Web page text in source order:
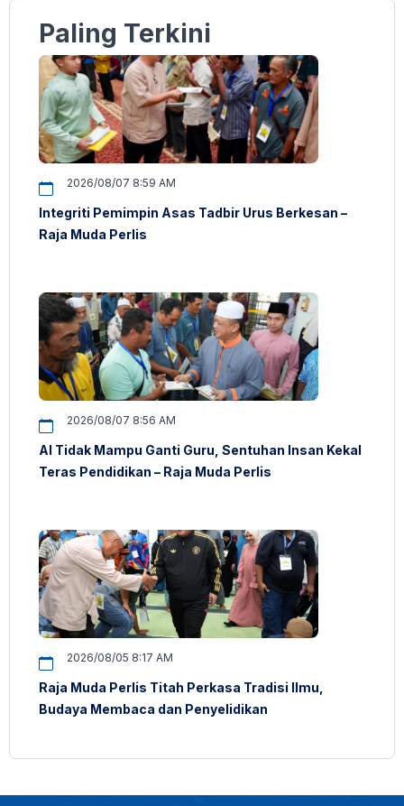
Paling Terkini
2026/08/07 8:59 AM
Integriti Pemimpin Asas Tadbir Urus Berkesan –
Raja Muda Perlis
2026/08/07 8:56 AM
AI Tidak Mampu Ganti Guru, Sentuhan Insan Kekal
Teras Pendidikan – Raja Muda Perlis
2026/08/05 8:17 AM
Raja Muda Perlis Titah Perkasa Tradisi Ilmu,
Budaya Membaca dan Penyelidikan